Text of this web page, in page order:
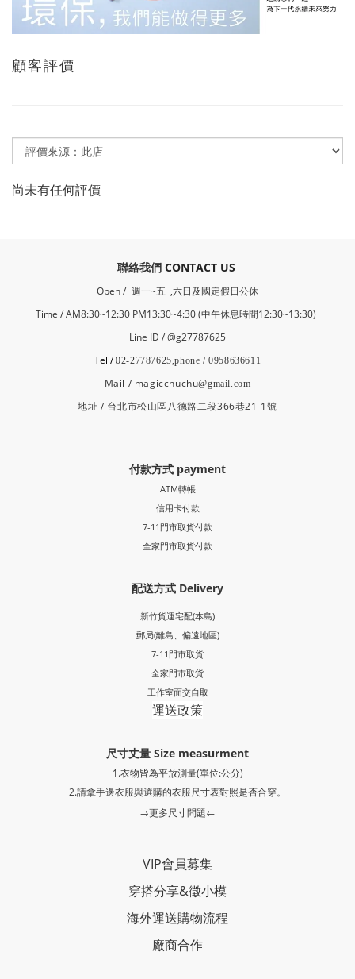
顧客評價
尚未有任何評價
​聯絡我們 CONTACT US
Open / 週一~五 ,六日及國定假日公休
Time / AM8:30~12:30 PM13:30~4:30 (中午休息時間12:30~13:30)
Line ID / @g27787625
Tel /02-27787625,phone / 0958636611
Mail / magicchuchu@gmail.com
地址 / 台北市松山區八德路二段366巷21-1號
付款方式 payment
ATM轉帳
信用卡付款
7-11門市取貨付款
全家門市取貨付款
配送方式 Delivery
新竹貨運宅配(本島)
郵局(離島、偏遠地區)
7-11門市取貨
全家門市取貨
工作室面交自取
運送政策
尺寸丈量 Size measurment
1.衣物皆為平放測量(單位:公分)
2.請拿手邊衣服與選購的衣服尺寸表對照是否合穿。
→更多尺寸問題←
VIP會員募集
穿搭分享&徵小模
海外運送購物流程
廠商合作